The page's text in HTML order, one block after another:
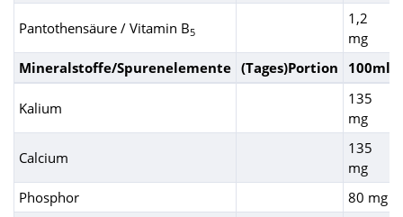
Pantothensäure / Vitamin B5
1,2
mg
Mineralstoffe/Spurenelemente (Tages)Portion 100ml
Kalium
135
mg
Calcium
135
mg
Phosphor
80 mg